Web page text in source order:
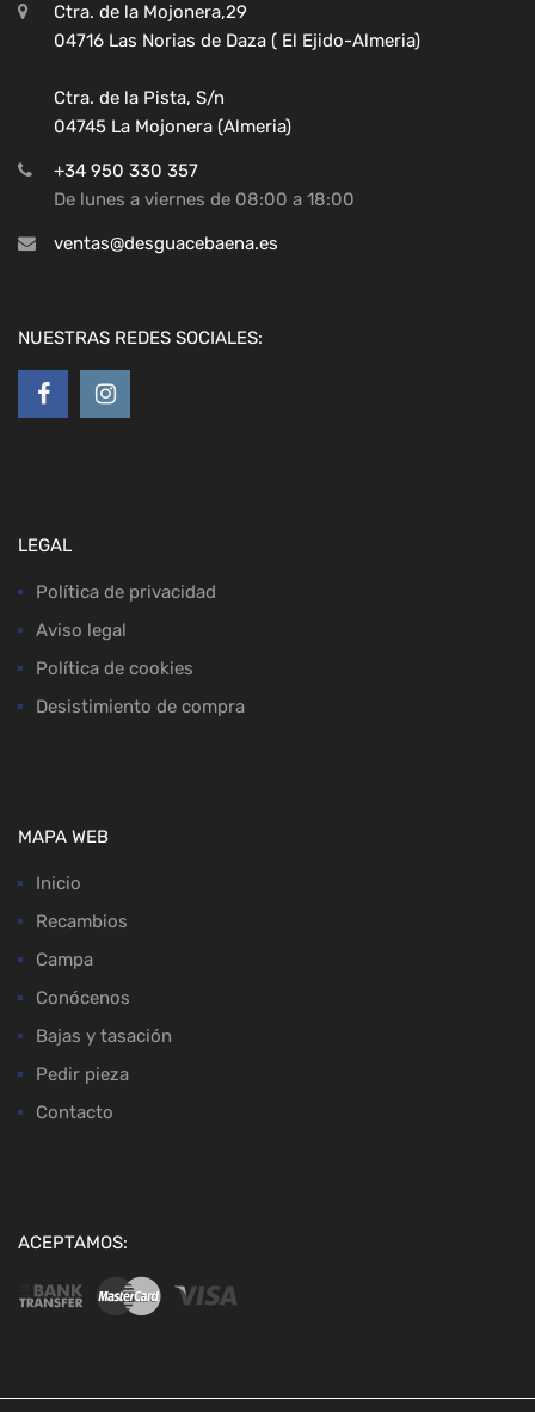
Ctra. de la Mojonera,29
04716 Las Norias de Daza ( El Ejido-Almeria)
Ctra. de la Pista, S/n
04745 La Mojonera (Almeria)
+34 950 330 357
De lunes a viernes de 08:00 a 18:00
ventas@desguacebaena.es
NUESTRAS REDES SOCIALES:
LEGAL
Política de privacidad
Aviso legal
Política de cookies
Desistimiento de compra
MAPA WEB
Inicio
Recambios
Campa
Conócenos
Bajas y tasación
Pedir pieza
Contacto
ACEPTAMOS: